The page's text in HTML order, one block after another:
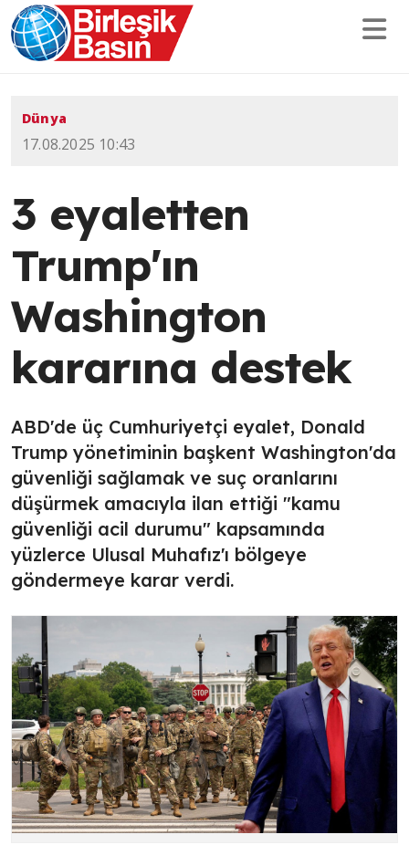
Dünya
17.08.2025 10:43
3 eyaletten
Trump'ın
Washington
kararına destek
ABD'de üç Cumhuriyetçi eyalet, Donald
Trump yönetiminin başkent Washington'da
güvenliği sağlamak ve suç oranlarını
düşürmek amacıyla ilan ettiği "kamu
güvenliği acil durumu" kapsamında
yüzlerce Ulusal Muhafız'ı bölgeye
göndermeye karar verdi.